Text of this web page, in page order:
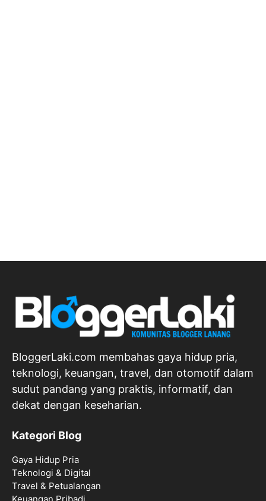
BloggerLaki.com membahas gaya hidup pria,
teknologi, keuangan, travel, dan otomotif dalam
sudut pandang yang praktis, informatif, dan
dekat dengan keseharian.
Kategori Blog
Gaya Hidup Pria
Teknologi & Digital
Travel & Petualangan